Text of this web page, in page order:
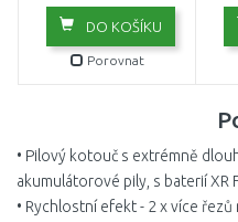
DO KOŠÍKU
Porovnat
• Pilový kotouč s extrémně
akumulátorové pily, s baterií XR
• Rychlostní efekt - 2 x více